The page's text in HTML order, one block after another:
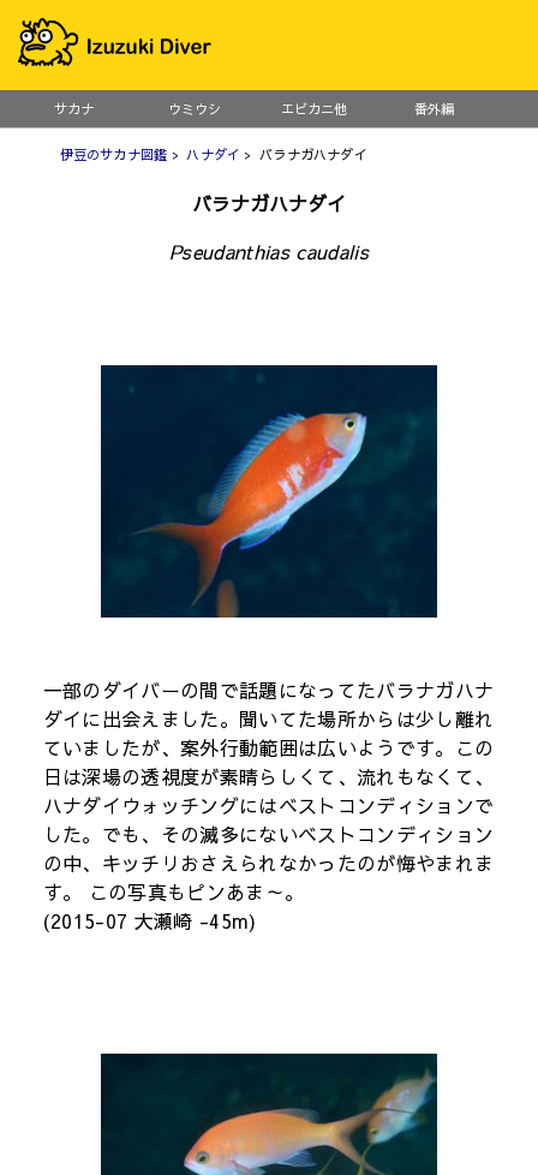
サカナ ウミウシ エビカニ他 番外編
伊豆のサカナ図鑑 > ハナダイ > バラナガハナダイ
バラナガハナダイ
Pseudanthias caudalis
一部のダイバーの間で話題になってたバラナガハナ
ダイに出会えました。聞いてた場所からは少し離れ
ていましたが、案外行動範囲は広いようです。この
日は深場の透視度が素晴らしくて、流れもなくて、
ハナダイウォッチングにはベストコンディションで
した。でも、その滅多にないベストコンディション
の中、キッチリおさえられなかったのが悔やまれま
す。 この写真もピンあま～。
(2015-07 大瀬崎 -45m)